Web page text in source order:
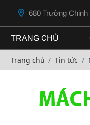
680 Trường
TRANG CHỦ
Trang chủ Tin tức